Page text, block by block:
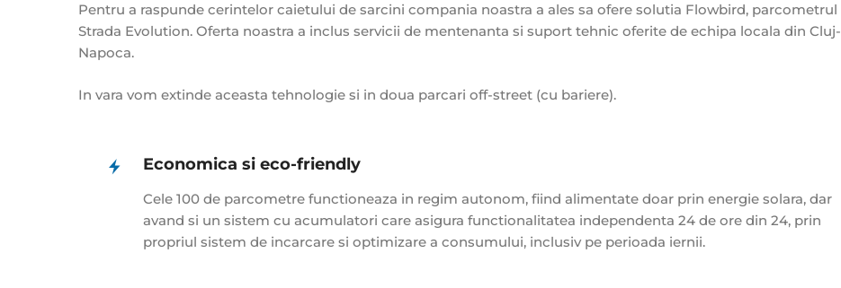
Pentru a raspunde cerintelor caietului de sarcini compania noastra a ales sa ofere solutia Flowbird, parcometrul
Strada Evolution. Oferta noastra a inclus servicii de mentenanta si suport tehnic oferite de echipa locala din Cluj-
Napoca.
In vara vom extinde aceasta tehnologie si in doua parcari off-street (cu bariere).
Economica si eco-friendly
Cele 100 de parcometre functioneaza in regim autonom, fiind alimentate doar prin energie solara, dar
avand si un sistem cu acumulatori care asigura functionalitatea independenta 24 de ore din 24, prin
propriul sistem de incarcare si optimizare a consumului, inclusiv pe perioada iernii.